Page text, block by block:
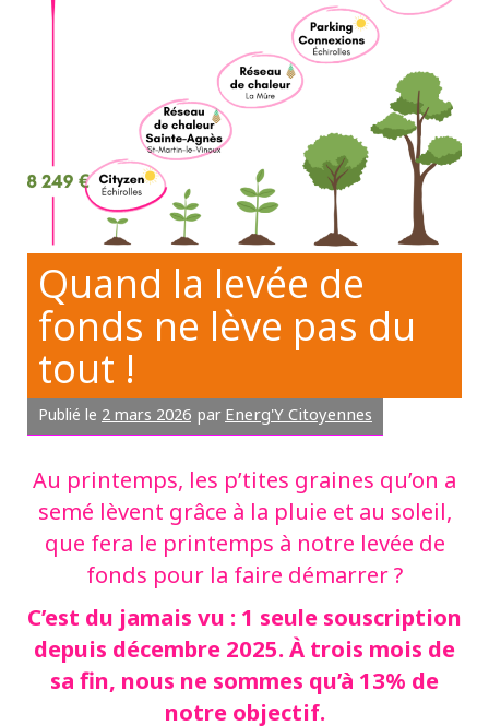
Quand la levée de
fonds ne lève pas du
tout !
Publié le 2 mars 2026 par Energ'Y Citoyennes
Au printemps, les p’tites graines qu’on a
semé lèvent grâce à la pluie et au soleil,
que fera le printemps à notre levée de
fonds pour la faire démarrer ?
C’est du jamais vu : 1 seule souscription
depuis décembre 2025. À trois mois de
sa fin, nous ne sommes qu’à 13% de
notre objectif.